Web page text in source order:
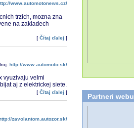
www.automotonews.cz/
trzich, mozna zna
na zakladech
[ Čítaj ďalej ]
http://www.automoto.sk/
vyuzivaju velmi
aj z elektrickej siete.
[ Čítaj ďalej ]
zavolantom.autozor.sk/
Partneri webu